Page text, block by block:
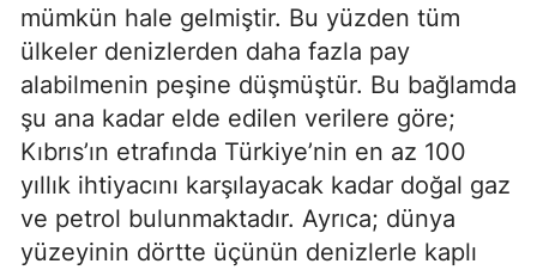
mümkün hale gelmiştir. Bu yüzden tüm
ülkeler denizlerden daha fazla pay
alabilmenin peşine düşmüştür. Bu bağlamda
şu ana kadar elde edilen verilere göre;
Kıbrıs’ın etrafında Türkiye’nin en az 100
yıllık ihtiyacını karşılayacak kadar doğal gaz
ve petrol bulunmaktadır. Ayrıca; dünya
yüzeyinin dörtte üçünün denizlerle kaplı